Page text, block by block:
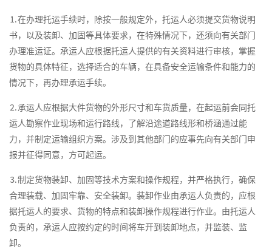
⒈在办理托运手续时，除按一般规定外，托运人必须提交货物说明
书，以及装卸、加固等具体要求，在特殊情况下，还须向有关部门
办理准运证。承运人应根据托运人提供的有关资料进行审核，掌握
货物的具体特征，选择适合的车辆，在具备安全运输条件和能力的
情况下，再办理承运手续。
⒉承运人应根据大件货物的外形尺寸和车货质量，在起运前会同托
运人勘察作业现场和运行路线，了解沿途道路线形和桥涵通过能
力，并制定运输组织方案。涉及到其他部门的应事先向有关部门申
报并征得同意，方可起运。
⒊制定货物装卸、加固等技术方案和操作规程，并严格执行，确保
合理装载、加固牢靠、安全装卸。装卸作业由承运人负责的，应根
据托运人的要求、货物的特点和装卸操作规程进行作业。由托运人
负责的，承运人应按约定的时间将车开到装卸地点，并监装、监
卸。